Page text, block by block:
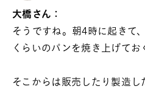
大橋さん：
そうですね。朝4時に起きて
くらいのパンを焼き上げてお
そこからは販売したり製造し